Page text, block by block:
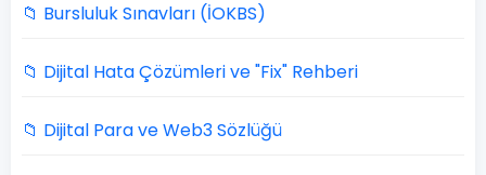
📁 Bursluluk Sınavları (İOKBS)
📁 Dijital Hata Çözümleri ve "Fix" Rehberi
📁 Dijital Para ve Web3 Sözlüğü